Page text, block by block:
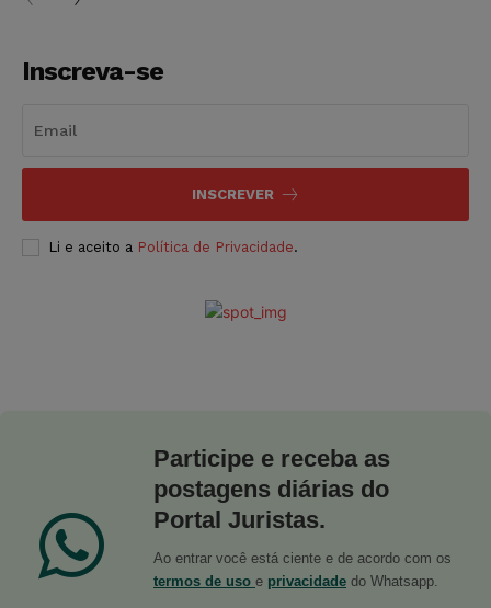
Inscreva-se
INSCREVER
Li e aceito a Política de Privacidade.
Participe e receba as
postagens diárias do
Portal Juristas.
Ao entrar você está ciente e de acordo com os
termos de uso e privacidade do Whatsapp.